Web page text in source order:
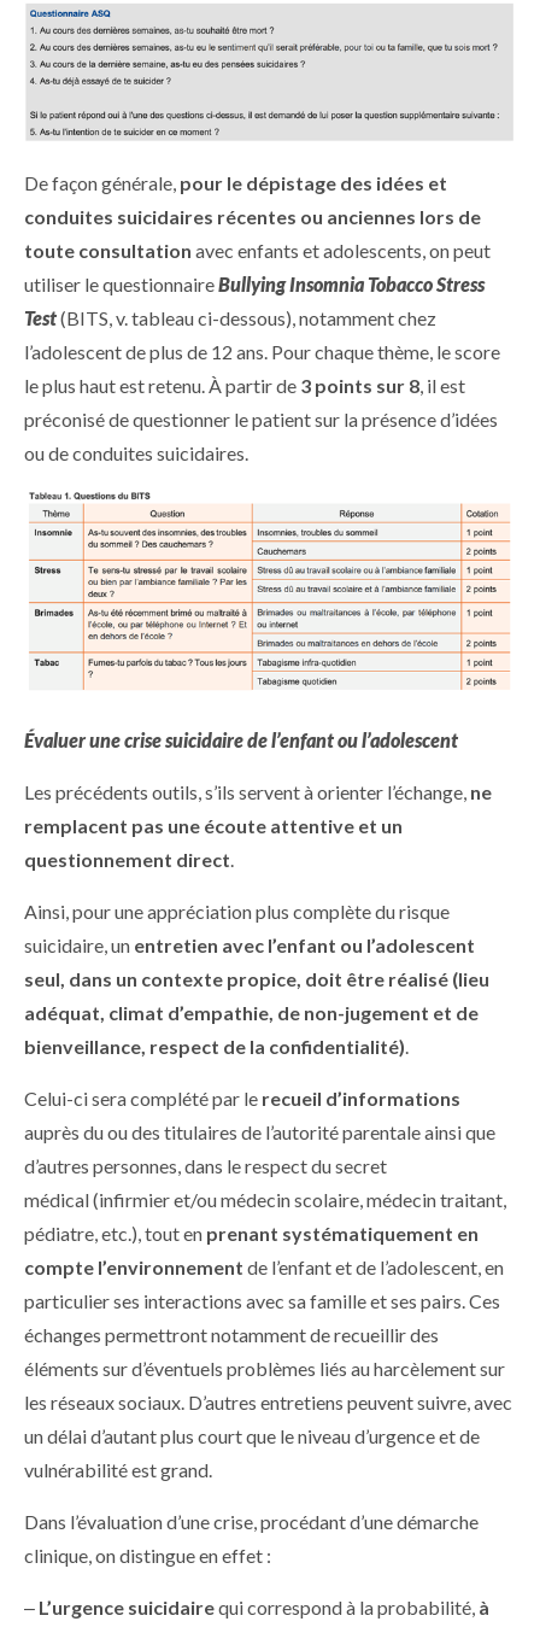
De façon générale, pour le dépistage des idées et
conduites suicidaires récentes ou anciennes lors de
toute consultation avec enfants et adolescents, on peut
utiliser le questionnaireBullying Insomnia Tobacco Stress
Test(BITS, v. tableau ci-dessous), notamment chez
l’adolescent de plus de 12 ans. Pour chaque thème, le score
le plus haut est retenu. À partir de 3 points sur 8, il est
préconisé de questionner le patient sur la présence d’idées
ou de conduites suicidaires.
Évaluer une crise suicidaire de l’enfant ou l’adolescent
Les précédents outils, s’ils servent à orienter l’échange, ne
remplacent pas une écoute attentive et un
questionnement direct.
Ainsi, pour une appréciation plus complète du risque
suicidaire, un entretien avec l’enfant ou l’adolescent
seul, dans un contexte propice, doit être réalisé (lieu
adéquat, climat d’empathie, de non-jugement et de
bienveillance, respect de la confidentialité).
Celui-ci sera complété par le recueil d’informations
auprès du ou des titulaires de l’autorité parentale ainsi que
d’autres personnes, dans le respect du secret
médical (infirmier et/ou médecin scolaire, médecin traitant,
pédiatre, etc.), tout en prenant systématiquement en
compte l’environnement de l’enfant et de l’adolescent, en
particulier ses interactions avec sa famille et ses pairs. Ces
échanges permettront notamment de recueillir des
éléments sur d’éventuels problèmes liés au harcèlement sur
les réseaux sociaux. D’autres entretiens peuvent suivre, avec
un délai d’autant plus court que le niveau d’urgence et de
vulnérabilité est grand.
Dans l’évaluation d’une crise, procédant d’une démarche
clinique, on distingue en effet :
‒ L’urgence suicidairequi correspond à la probabilité, à